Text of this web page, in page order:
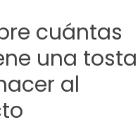
cuántas
una
al